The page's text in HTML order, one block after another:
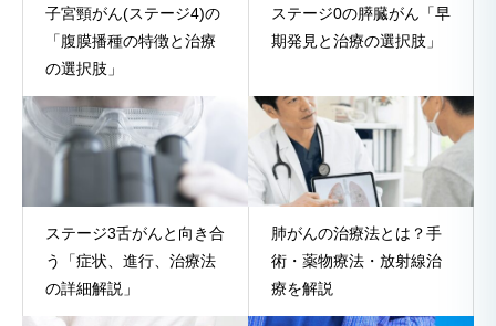
子宮頸がん(ステージ4)の
「腹膜播種の特徴と治療
の選択肢」
ステージ0の膵臓がん「早
期発見と治療の選択肢」
ステージ3舌がんと向き合
う「症状、進行、治療法
の詳細解説」
肺がんの治療法とは？手
術・薬物療法・放射線治
療を解説